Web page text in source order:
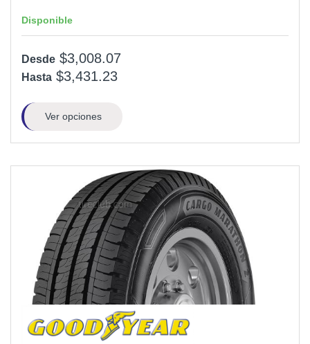
Disponible
Desde $3,008.07
Hasta $3,431.23
Ver opciones